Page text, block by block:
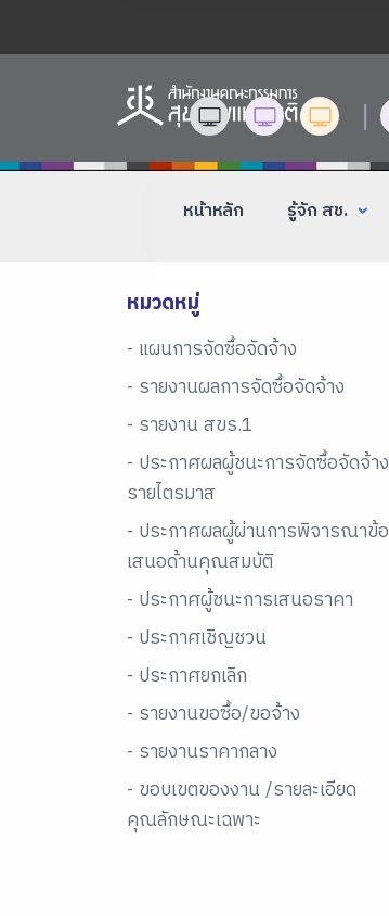
|
หน้าหลัก รู้จัก สช.
หมวดหมู่
- แผนการจัดซื้อจัดจ้าง
- รายงานผลการจัดซื้อจัดจ้าง
- รายงาน สขร.1
- ประกาศผลผู้ชนะการจัดซื้อจัดจ้าง
รายไตรมาส
- ประกาศผลผู้ผ่านการพิจารณาข้อ
เสนอด้านคุณสมบัติ
- ประกาศผู้ชนะการเสนอราคา
- ประกาศเชิญชวน
- ประกาศยกเลิก
- รายงานขอซื้อ/ขอจ้าง
- รายงานราคากลาง
- ขอบเขตของงาน /รายละเอียด
คุณลักษณะเฉพาะ